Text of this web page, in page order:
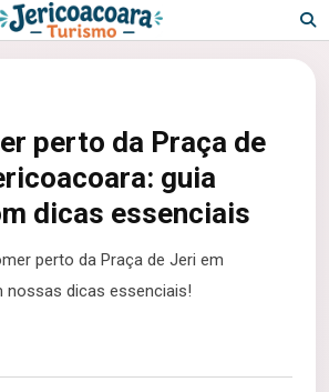
perto da Praça de
guia
dicas essenciais
perto da Praça de Jeri em
dicas essenciais!